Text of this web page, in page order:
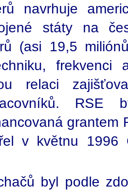
navrhuje
státy na
(asi 19,5
relaci
RSE
grantem
v květnu 1996
byl podle